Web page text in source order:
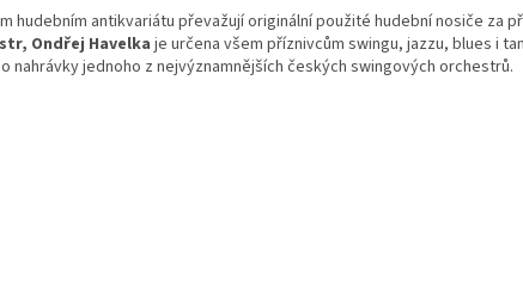
s
u
hudebním antikvariátu převažují originální použité hudební nosiče za
Ondřej Havelka je určena všem příznivcům swingu, jazzu, blues i
nahrávky jednoho z nejvýznamnějších českých swingových orchestrů.